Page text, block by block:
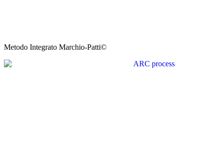
Metodo Integrato Marchio-Patti©